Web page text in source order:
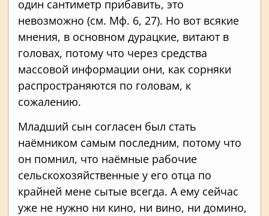
один сантиметр прибавить, это
невозможно (см. Мф. 6, 27). Но вот всякие
мнения, в основном дурацкие, витают в
головах, потому что через средства
массовой информации они, как сорняки
распространяются по головам, к
сожалению.
Младший сын согласен был стать
наёмником самым последним, потому что
он помнил, что наёмные рабочие
сельскохозяйственные у его отца по
крайней мене сытые всегда. А ему сейчас
уже не нужно ни кино, ни вино, ни домино,